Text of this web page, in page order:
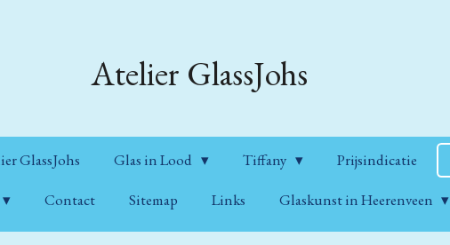
Atelier GlassJohs
GlassJohs Glas in Lood Tiffany Prijsindicatie
Contact Sitemap Links Glaskunst in Heerenveen